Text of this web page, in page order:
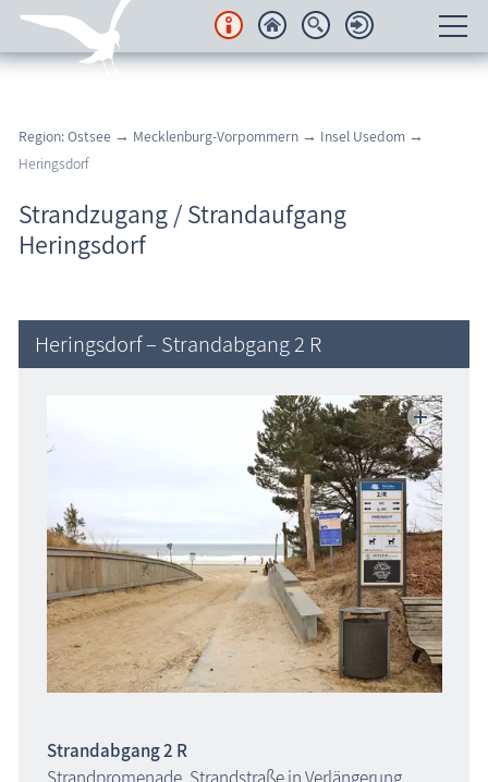
Regionales
Urlaubsorte
Karten
Wissenswertes
Region: Ostsee → Mecklenburg-Vorpommern → Insel Usedom →
Heringsdorf
Strandzugang / Strandaufgang
Heringsdorf
Heringsdorf – Strandabgang 2 R
Strandabgang 2 R